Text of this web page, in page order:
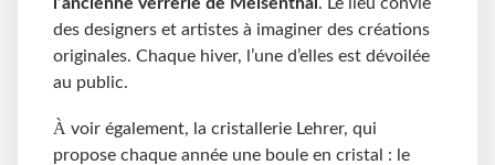
des designers et artistes à imaginer des créations
originales. Chaque hiver, l’une d’elles est dévoilée
au public.
À voir également, la cristallerie Lehrer, qui
propose chaque année une boule en cristal : le